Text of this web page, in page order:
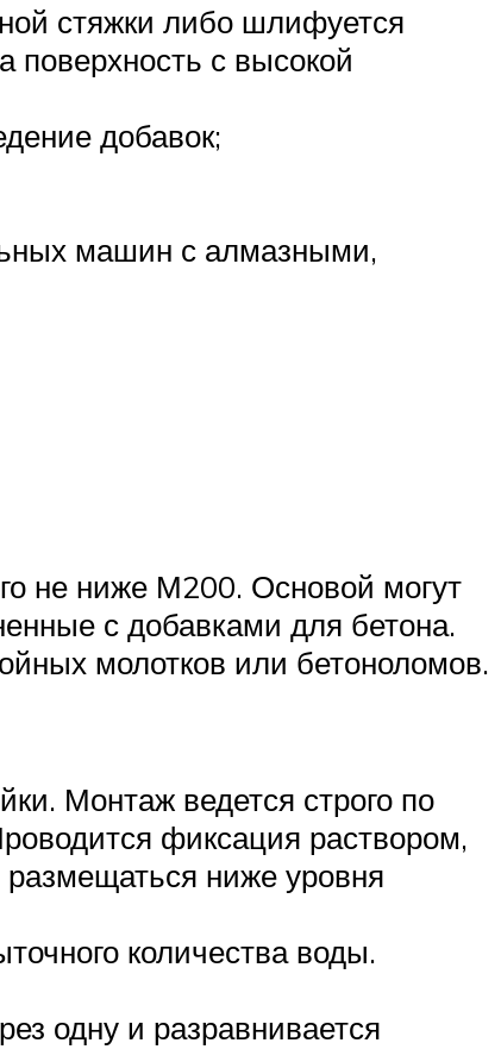
стяжки либо шлифуется
поверхность с высокой
добавок;
машин с алмазными,
не ниже М200. Основой могут
с добавками для бетона.
молотков или бетоноломов.
Монтаж ведется строго по
фиксация раствором,
размещаться ниже уровня
количества воды.
одну и разравнивается